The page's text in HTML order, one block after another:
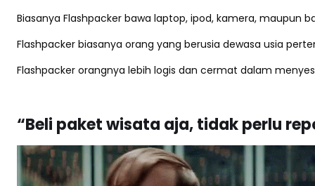
Biasanya Flashpacker bawa laptop, ipod, kamera, maupun
Flashpacker biasanya orang yang berusia dewasa usia
Flashpacker orangnya lebih logis dan cermat dalam
“Beli paket wisata aja, tidak perlu